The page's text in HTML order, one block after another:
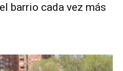
barrio cada vez más